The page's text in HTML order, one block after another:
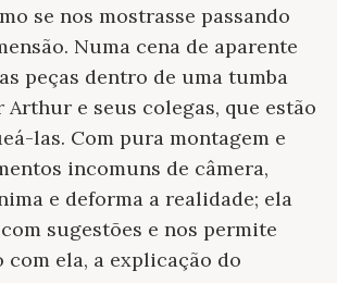
se nos mostrasse passando
Numa cena de aparente
peças dentro de uma tumba
e seus colegas, que estão
las. Com pura montagem e
incomuns de câmera,
e deforma a realidade; ela
sugestões e nos permite
ela, a explicação do